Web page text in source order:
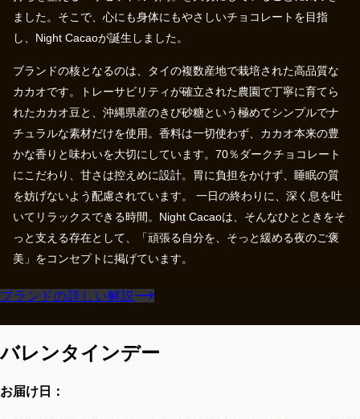
ました。そこで、心にも身体にもやさしいチョコレートを目指
し、Night Cacaoが誕生しました。
ブランドの核となるのは、タイの複数産地で栽培された高品質な
カカオです。トレーサビリティが確立された農園で丁寧に育てら
れたカカオ豆と、沖縄県産のきび砂糖という極めてシンプルでナ
チュラルな素材だけを使用。香料は一切使わず、カカオ本来の豊
かな香りと味わいを大切にしています。70％ダークチョコレート
にこだわり、甘さは控えめに設計。胃に負担をかけず、睡眠の質
を妨げないよう配慮されています。 一日の終わりに、深く息を吐
いてリラックスできる時間。Night Cacaoは、そんなひとときをそ
っと支える存在として、「頑張る自分を、そっと緩める夜のご褒
美」をコンセプトに掲げています。
ブランドの詳しい解説
バレンタインデー
お届け日：